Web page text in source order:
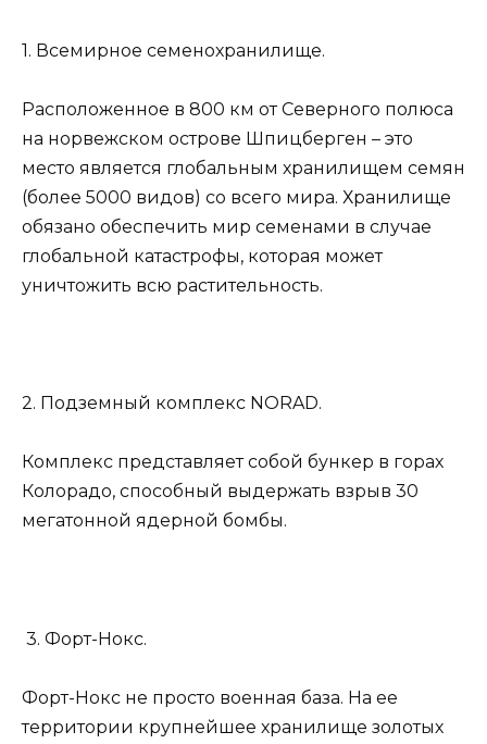
1. Всемирное семенохранилище.
Расположенное в 800 км от Северного полюса
на норвежском острове Шпицберген – это
место является глобальным хранилищем семян
(более 5000 видов) со всего мира. Хранилище
обязано обеспечить мир семенами в случае
глобальной катастрофы, которая может
уничтожить всю растительность.
2. Подземный комплекс NORAD.
Комплекс представляет собой бункер в горах
Колорадо, способный выдержать взрыв 30
мегатонной ядерной бомбы.
3. Форт-Нокс.
Форт-Нокс не просто военная база. На ее
территории крупнейшее хранилище золотых